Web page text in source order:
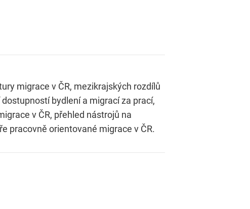
migrace v ČR, mezikrajských rozdílů
bydlení a migrací za prací,
v ČR, přehled nástrojů na
pracovně orientované migrace v ČR.